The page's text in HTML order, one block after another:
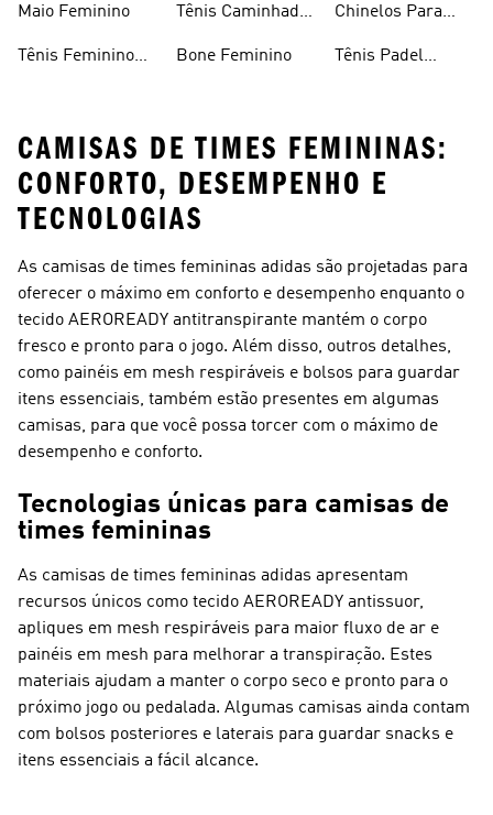
Maio Feminino
Tênis Feminino
Tênis Caminhada
Bone Feminino
Chinelos Para
Tênis Padel
CAMISAS DE TIMES FEMININAS:
CONFORTO, DESEMPENHO E
TECNOLOGIAS
As camisas de times femininas adidas são projetadas para
oferecer o máximo em conforto e desempenho enquanto o
tecido AEROREADY antitranspirante mantém o corpo
fresco e pronto para o jogo. Além disso, outros detalhes,
como painéis em mesh respiráveis e bolsos para guardar
itens essenciais, também estão presentes em algumas
camisas, para que você possa torcer com o máximo de
desempenho e conforto.
Tecnologias únicas para camisas de
times femininas
As camisas de times femininas adidas apresentam
recursos únicos como tecido AEROREADY antissuor,
apliques em mesh respiráveis para maior fluxo de ar e
painéis em mesh para melhorar a transpiração. Estes
materiais ajudam a manter o corpo seco e pronto para o
próximo jogo ou pedalada. Algumas camisas ainda contam
com bolsos posteriores e laterais para guardar snacks e
itens essenciais a fácil alcance.